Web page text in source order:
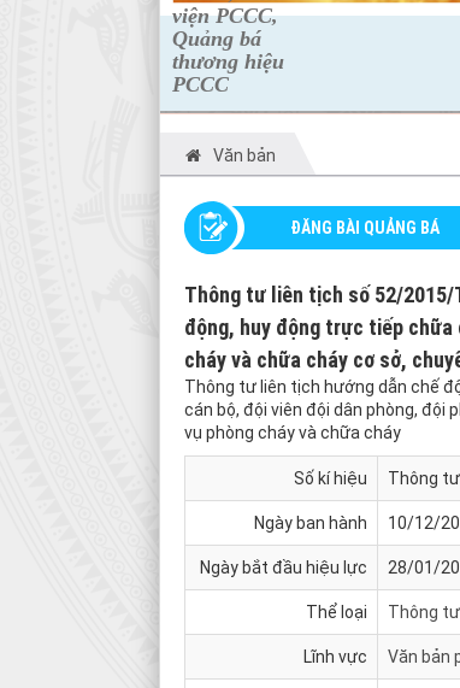
viện PCCC,
Quảng bá
thương hiệu
PCCC
Văn bản
ĐĂNG BÀI QUẢNG BÁ
Thông tư liên tịch số 52/2015/
động, huy động trực tiếp chữa
cháy và chữa cháy cơ sở,
Thông tư liên tịch hướng dẫn chế
cán bộ, đội viên đội dân phòng, đội
vụ phòng cháy và chữa cháy
Số kí hiệu Thông
Ngày ban hành 10/12/
Ngày bắt đầu hiệu lực 28/01/
Thể loại Thông tư
Lĩnh vực Văn bản